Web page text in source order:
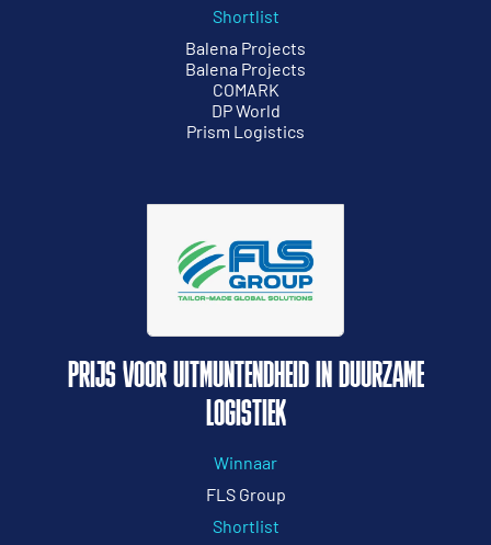
Shortlist
Balena Projects
Balena Projects
COMARK
DP World
Prism Logistics
PRIJS VOOR UITMUNTENDHEID IN DUURZAME
LOGISTIEK
Winnaar
FLS Group
Shortlist